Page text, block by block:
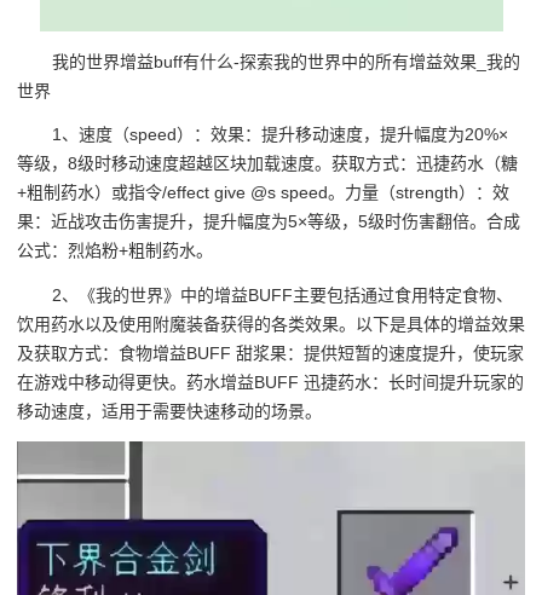
我的世界增益buff有什么-探索我的世界中的所有增益效果_我的
世界
1、速度（speed）：效果：提升移动速度，提升幅度为20%×
等级，8级时移动速度超越区块加载速度。获取方式：迅捷药水（糖
+粗制药水）或指令/effect give @s speed。力量（strength）：效
果：近战攻击伤害提升，提升幅度为5×等级，5级时伤害翻倍。合成
公式：烈焰粉+粗制药水。
2、《我的世界》中的增益BUFF主要包括通过食用特定食物、
饮用药水以及使用附魔装备获得的各类效果。以下是具体的增益效果
及获取方式：食物增益BUFF 甜浆果：提供短暂的速度提升，使玩家
在游戏中移动得更快。药水增益BUFF 迅捷药水：长时间提升玩家的
移动速度，适用于需要快速移动的场景。